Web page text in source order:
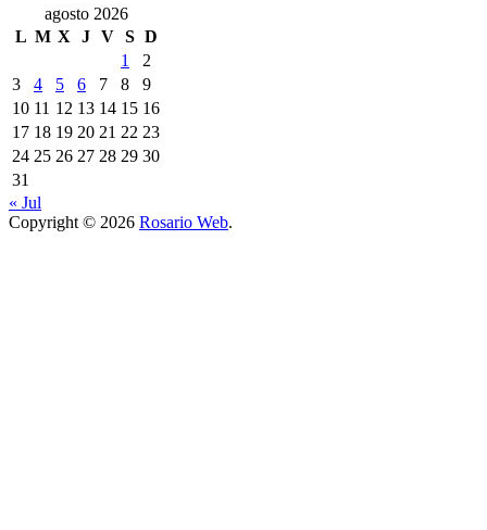
agosto 2026
L M X J V S D
1
2
3
4 5 6 7 8
9
10 11 12 13 14 15 16
17 18 19 20 21 22 23
24 25 26 27 28 29 30
31
« Jul
Copyright © 2026 Rosario Web.